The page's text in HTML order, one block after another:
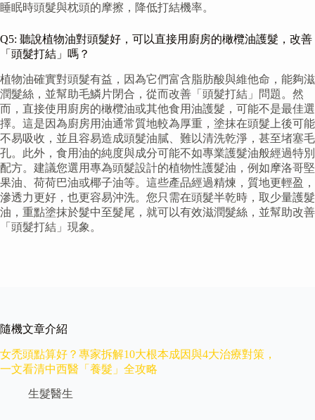
睡眠時頭髮與枕頭的摩擦，降低打結機率。
Q5: 聽說植物油對頭髮好，可以直接用廚房的橄欖油護髮，改善
「頭髮打結」嗎？
植物油確實對頭髮有益，因為它們富含脂肪酸與維他命，能夠滋
潤髮絲，並幫助毛鱗片閉合，從而改善「頭髮打結」問題。然
而，直接使用廚房的橄欖油或其他食用油護髮，可能不是最佳選
擇。這是因為廚房用油通常質地較為厚重，塗抹在頭髮上後可能
不易吸收，並且容易造成頭髮油膩、難以清洗乾淨，甚至堵塞毛
孔。此外，食用油的純度與成分可能不如專業護髮油般經過特別
配方。建議您選用專為頭髮設計的植物性護髮油，例如摩洛哥堅
果油、荷荷巴油或椰子油等。這些產品經過精煉，質地更輕盈，
滲透力更好，也更容易沖洗。您只需在頭髮半乾時，取少量護髮
油，重點塗抹於髮中至髮尾，就可以有效滋潤髮絲，並幫助改善
「頭髮打結」現象。
隨機文章介紹
女禿頭點算好？專家拆解10大根本成因與4大治療對策，
一文看清中西醫「養髮」全攻略
生髮醫生